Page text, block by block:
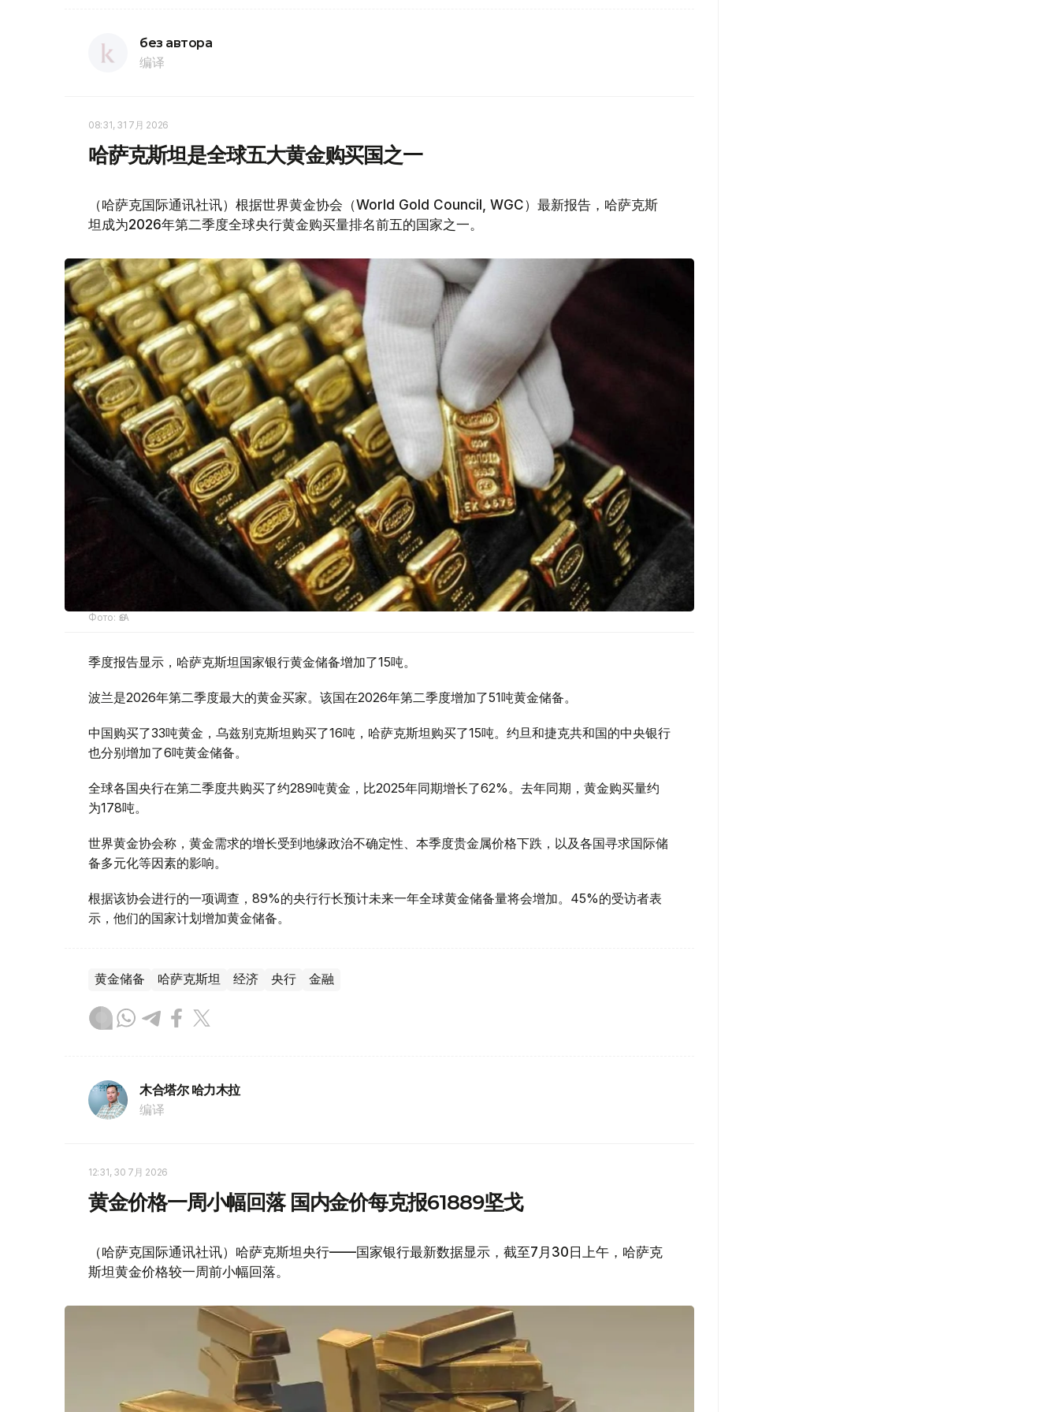
без автора
编译
08:31, 31 7月 2026
哈萨克斯坦是全球五大黄金购买国之一
（哈萨克国际通讯社讯）根据世界黄金协会（World Gold Council, WGC）最新报告，哈萨克斯
坦成为2026年第二季度全球央行黄金购买量排名前五的国家之一。
Фото: ӨзА
季度报告显示，哈萨克斯坦国家银行黄金储备增加了15吨。
波兰是2026年第二季度最大的黄金买家。该国在2026年第二季度增加了51吨黄金储备。
中国购买了33吨黄金，乌兹别克斯坦购买了16吨，哈萨克斯坦购买了15吨。约旦和捷克共和国的中央银行
也分别增加了6吨黄金储备。
全球各国央行在第二季度共购买了约289吨黄金，比2025年同期增长了62%。去年同期，黄金购买量约
为178吨。
世界黄金协会称，黄金需求的增长受到地缘政治不确定性、本季度贵金属价格下跌，以及各国寻求国际储
备多元化等因素的影响。
根据该协会进行的一项调查，89%的央行行长预计未来一年全球黄金储备量将会增加。45%的受访者表
示，他们的国家计划增加黄金储备。
黄金储备 哈萨克斯坦 经济 央行 金融
木合塔尔 哈力木拉
编译
12:31, 30 7月 2026
黄金价格一周小幅回落 国内金价每克报61889坚戈
（哈萨克国际通讯社讯）哈萨克斯坦央行——国家银行最新数据显示，截至7月30日上午，哈萨克
斯坦黄金价格较一周前小幅回落。